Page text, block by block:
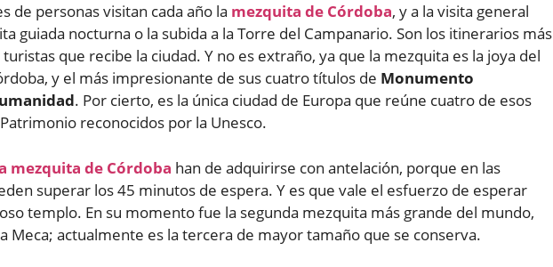
de personas visitan cada año la mezquita de Córdoba, y a la visita general
guiada nocturna o la subida a la Torre del Campanario. Son los itinerarios más
que recibe la ciudad. Y no es extraño, ya que la mezquita es la joya del
y el más impresionante de sus cuatro títulos de Monumento
. Por cierto, es la única ciudad de Europa que reúne cuatro de esos
reconocidos por la Unesco.
mezquita de Córdoba han de adquirirse con antelación, porque en las
superar los 45 minutos de espera. Y es que vale el esfuerzo de esperar
templo. En su momento fue la segunda mezquita más grande del mundo,
Meca; actualmente es la tercera de mayor tamaño que se conserva.